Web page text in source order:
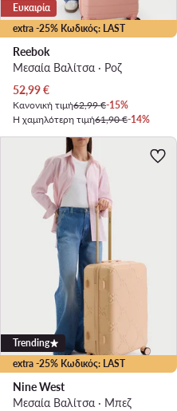
extra -25% Κωδικός: LAST
Ευκαιρία
Reebok
Μεσαία Βαλίτσα · Ροζ
Τρέχουσα τιμή
52,99€
Κανονική τιμή62,99 €-15%
Η χαμηλότερη τιμή61,90 €-14%
extra -25% Κωδικός: LAST
Trending
Nine West
Μεσαία Βαλίτσα · Μπεζ